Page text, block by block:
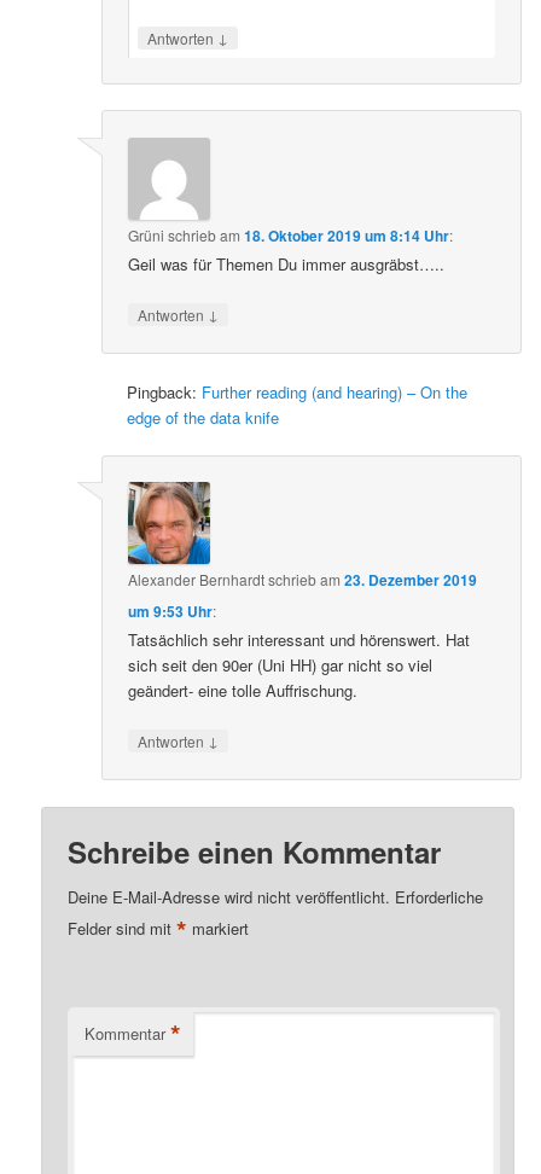
Antworten ↓
Grüni schriebam18. Oktober 2019 um 8:14 Uhr:
Geil was für Themen Du immer ausgräbst…..
Antworten ↓
Pingback: Further reading (and hearing) – On the
edge of the data knife
Alexander Bernhardtschriebam23. Dezember 2019
um 9:53 Uhr:
Tatsächlich sehr interessant und hörenswert. Hat
sich seit den 90er (Uni HH) gar nicht so viel
geändert- eine tolle Auffrischung.
Antworten ↓
Schreibe einen Kommentar
Deine E-Mail-Adresse wird nicht veröffentlicht. Erforderliche
Felder sind mit* markiert
Kommentar *